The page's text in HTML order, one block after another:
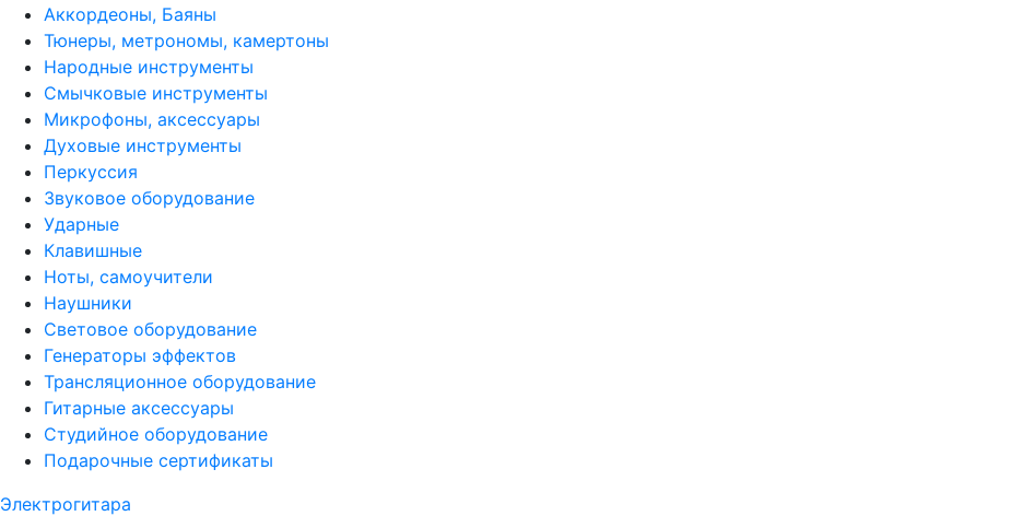
Аккордеоны, Баяны
Тюнеры, метрономы, камертоны
Народные инструменты
Смычковые инструменты
Микрофоны, аксессуары
Духовые инструменты
Перкуссия
Звуковое оборудование
Ударные
Клавишные
Ноты, самоучители
Наушники
Световое оборудование
Генераторы эффектов
Трансляционное оборудование
Гитарные аксессуары
Студийное оборудование
Подарочные сертификаты
Электрогитара